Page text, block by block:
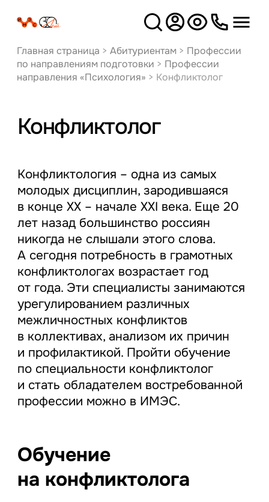
Версия
для слабовидящих
Главная страница > Абитуриентам > Профессии
по направлениям подготовки > Профессии
направления «Психология» > Конфликтолог
Конфликтолог
Конфликтология – одна из самых
молодых дисциплин, зародившаяся
в конце XX – начале XXI века. Еще 20
лет назад большинство россиян
никогда не слышали этого слова.
А сегодня потребность в грамотных
конфликтологах возрастает год
от года. Эти специалисты занимаются
урегулированием различных
межличностных конфликтов
в коллективах, анализом их причин
и профилактикой. Пройти обучение
по специальности конфликтолог
и стать обладателем востребованной
профессии можно в ИМЭС.
Обучение
на конфликтолога